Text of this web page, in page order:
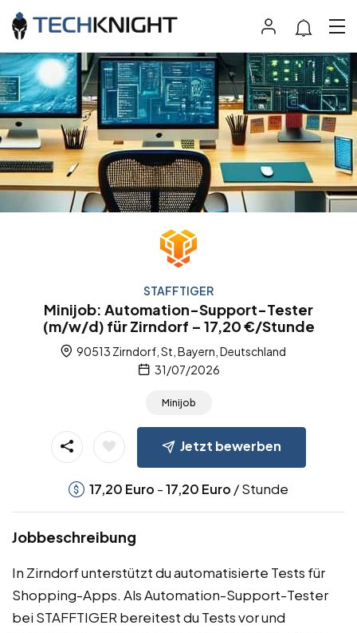
STAFFTIGER
Minijob: Automation-Support-Tester
(m/w/d) für Zirndorf – 17,20 €/Stunde
90513 Zirndorf, St, Bayern, Deutschland
31/07/2026
Minijob
Jetzt bewerben
17,20 Euro -17,20 Euro / Stunde
Jobbeschreibung
In Zirndorf unterstützt du automatisierte Tests für
Shopping-Apps. Als Automation-Support-Tester
bei STAFFTIGER bereitest du Tests vor und